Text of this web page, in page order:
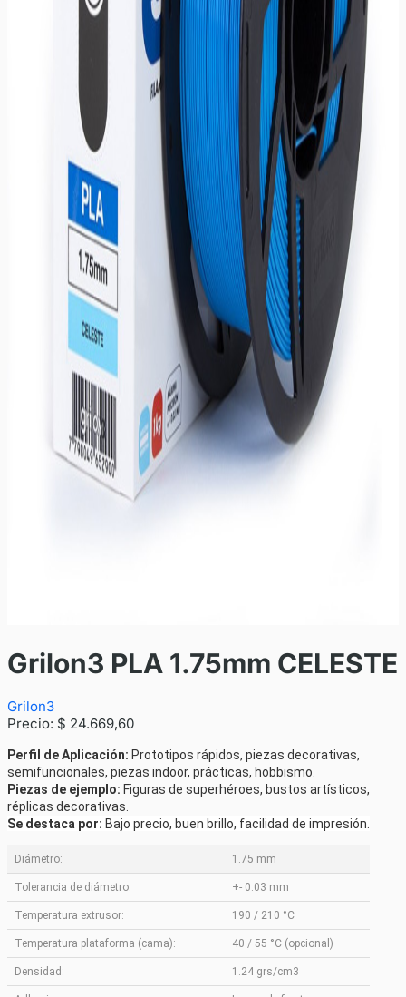
Grilon3 PLA 1.75mm CELESTE
Grilon3
Precio: $ 24.669,60
Perfil de Aplicación: Prototipos rápidos, piezas decorativas,
semifuncionales, piezas indoor, prácticas, hobbismo.
Piezas de ejemplo: Figuras de superhéroes, bustos artísticos,
réplicas decorativas.
Se destaca por: Bajo precio, buen brillo, facilidad de impresión.
Diámetro: 1.75 mm
Tolerancia de diámetro: +- 0.03 mm
Temperatura extrusor: 190 / 210 °C
Temperatura plataforma (cama): 40 / 55 °C (opcional)
Densidad: 1.24 grs/cm3